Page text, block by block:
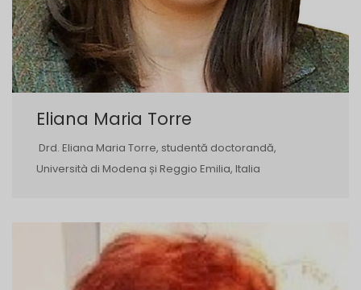
Eliana Maria Torre
Drd. Eliana Maria Torre, studentă doctorandă,
Università di Modena și Reggio Emilia, Italia